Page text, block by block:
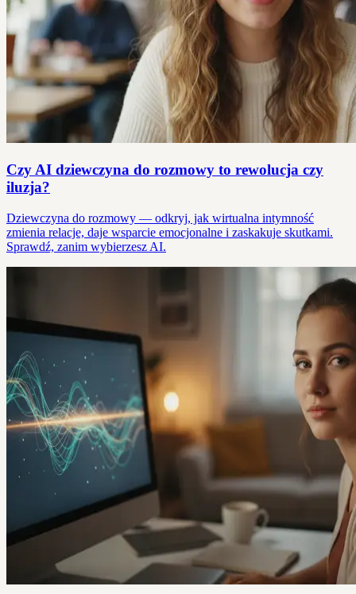
Czy AI dziewczyna do rozmowy to rewolucja czy
iluzja?
Dziewczyna do rozmowy — odkryj, jak wirtualna intymność
zmienia relacje, daje wsparcie emocjonalne i zaskakuje skutkami.
Sprawdź, zanim wybierzesz AI.